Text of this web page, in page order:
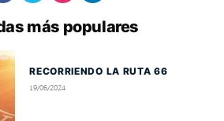
más populares
RECORRIENDO LA RUTA 66
19/06/2024